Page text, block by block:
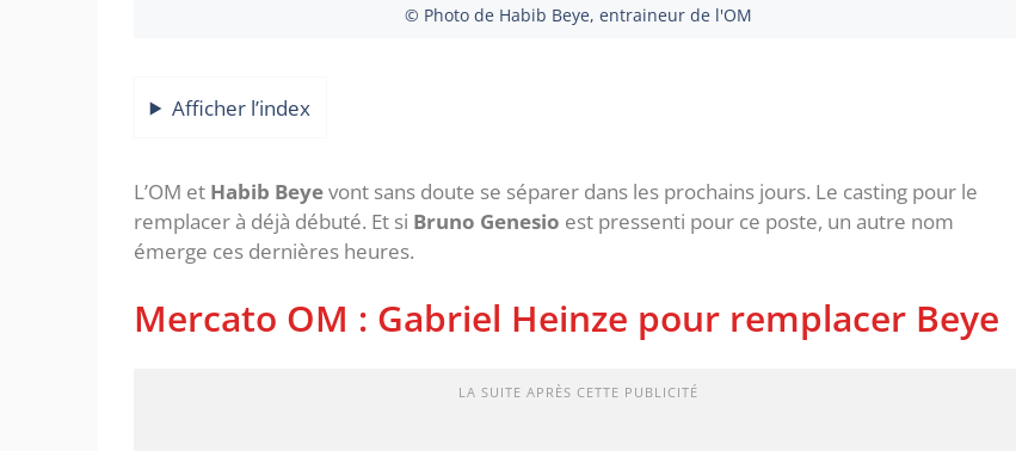
© Photo de Habib Beye, entraineur de l'OM
Afficher l’index
L’OM et Habib Beyevont sans doute se séparer dans les prochains jours. Le casting pour le
remplacer à déjà débuté. Et si Bruno Genesio est pressenti pour ce poste, un autre nom
émerge ces dernières heures.
Mercato OM : Gabriel Heinze pour remplacer Beye
LA SUITE APRÈS CETTE PUBLICITÉ